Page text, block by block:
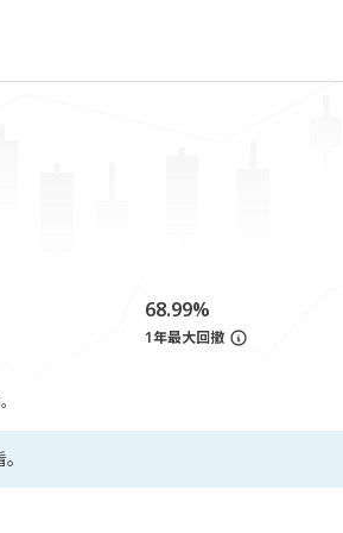
68.99%
1年最大回撤